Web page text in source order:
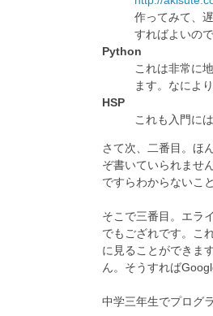
作ってみて、
すればよいので
Python
これは非常に
ます。なによ
HSP
これも入門に
さて次、二番目。ほ
ぞ書いていられませ
ですらわからないこ
そこで三番目。エラ
でもござれです。こ
に見ることができま
ん。そうすれば
中学三年生でプログ